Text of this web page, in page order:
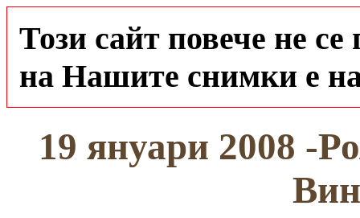
Този сайт повече не
на Нашите снимки е
19 януари 2008 -